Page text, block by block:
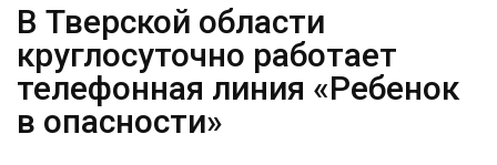
В Тверской области
круглосуточно работает
телефонная линия «Ребенок
в опасности»